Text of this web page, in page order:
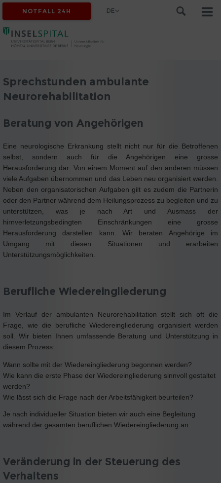
NOTFALL 24H DE
Sprechstunden ambulante
Neurorehabilitation
Beratung von Angehörigen
Eine neurologische Erkrankung stellt nicht nur für die Betroffenen
selbst, sondern auch für die Angehörigen eine grosse
Herausforderung dar. Von einem Moment auf den anderen müssen
viele Aufgaben übernommen und das Leben neu organisiert werden.
Neben den organisatorischen Aufgaben gilt es zudem die Partnerin
oder den Partner während dem Heilungsprozess zu begleiten und zu
unterstützen, was je nach Art und Ausmass der
hirnverletzungsbedingten Einschränkungen eine grosse
Herausforderung darstellen kann. Wir beraten Angehörige im
Umgang mit diesen Situationen und erarbeiten
Unterstützungsmöglichkeiten.
Berufliche Wiedereingliederung
Im Verlauf der ambulanten Neurorehabilitation stellt sich oft die
Frage, wie die berufliche Wiedereingliederung organisiert werden
soll. Wir bieten Ihnen umfassende Beratung und Unterstützung in
diesem Prozess:
Wann sollte mit der Wiedereingliederung begonnen werden?
Wie kann die erste Phase der Wiedereingliederung sinnvoll gestaltet
werden?
Wie lässt sich die Frage nach der Arbeitsfähigkeit beurteilen?
Je nach individueller Situation bieten wir auch eine Begleitung
während der gesamten beruflichen Wiedereingliederung an.
Veränderung in der Steuerung des
Verhaltens